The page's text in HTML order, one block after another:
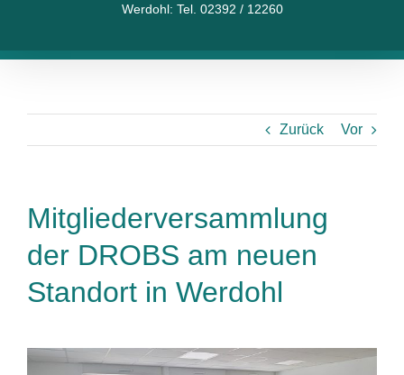
Werdohl: Tel. 02392 / 12260
Zurück Vor
Mitgliederversammlung
der DROBS am neuen
Standort in Werdohl